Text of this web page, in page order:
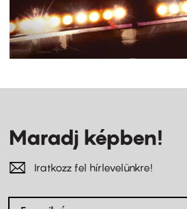
Maradj képben!
Iratkozz fel hírlevelünkre!